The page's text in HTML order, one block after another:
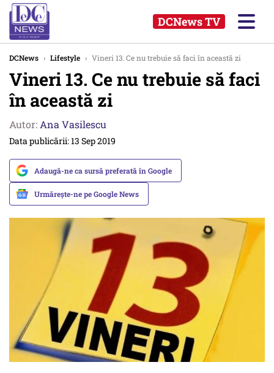
DCNews TV
DCNews › Lifestyle › Vineri 13. Ce nu trebuie să faci în această zi
Vineri 13. Ce nu trebuie să faci
în această zi
Autor: Ana Vasilescu
Data publicării: 13 Sep 2019
Adaugă-ne ca sursă preferată în Google
Urmărește-ne pe Google News